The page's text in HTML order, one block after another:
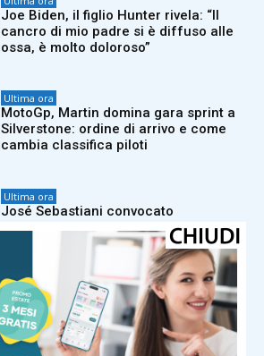
Joe Biden, il figlio Hunter rivela: “Il
cancro di mio padre si è diffuso alle
ossa, è molto doloroso”
Ultima ora
MotoGp, Martin domina gara sprint a
Silverstone: ordine di arrivo e come
cambia classifica piloti
Ultima ora
José Sebastiani convocato
dall’Udinese, pioggia di critiche:
“Raccomandato, è il figlio di
Ultima ora
Ostia, investe ciclista sulla via
Litoranea e fugge: denunciato
51enne